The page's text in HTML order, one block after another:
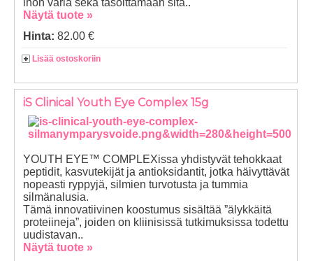
ihon väriä sekä tasoittamaan sitä..
Näytä tuote »
Hinta: 82.00 €
Lisää ostoskoriin
iS Clinical Youth Eye Complex 15g
YOUTH EYE™ COMPLEXissa yhdistyvät tehokkaat
peptidit, kasvutekijät ja antioksidantit, jotka häivyttävät
nopeasti ryppyjä, silmien turvotusta ja tummia
silmänalusia.
Tämä innovatiivinen koostumus sisältää ”älykkäitä
proteiineja”, joiden on kliinisissä tutkimuksissa todettu
uudistavan..
Näytä tuote »